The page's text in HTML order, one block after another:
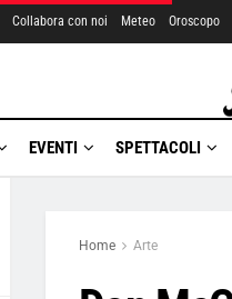
Collabora con noi Meteo Oroscopo
EVENTI SPETTACOLI
Home Arte